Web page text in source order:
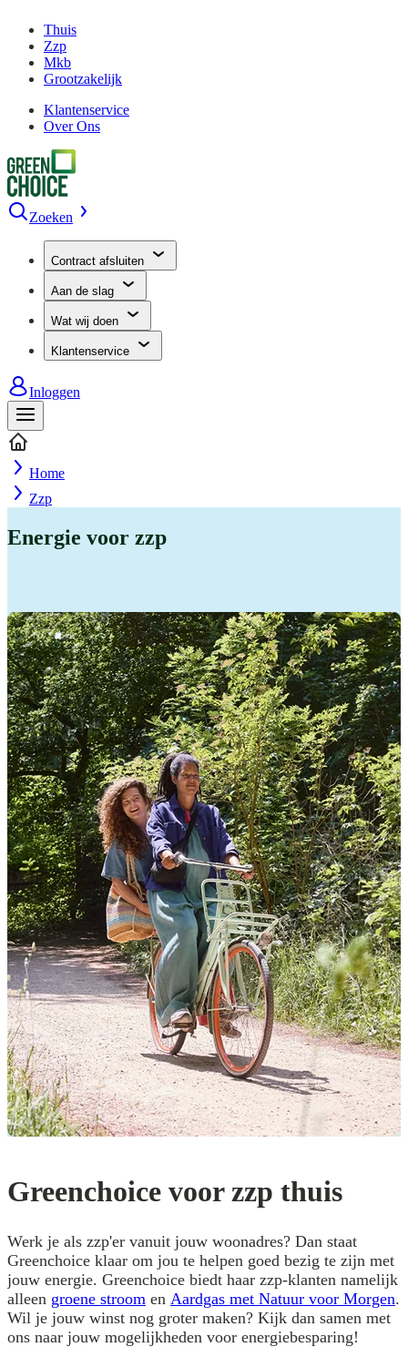
Thuis
Zzp
Mkb
Grootzakelijk
Klantenservice
Over Ons
Zoeken
Contract afsluiten
Aan de slag
Wat wij doen
Klantenservice
Inloggen
Home
Zzp
Energie voor zzp
Greenchoice voor zzp thuis
Werk je als zzp'er vanuit jouw woonadres? Dan staat
Greenchoice klaar om jou te helpen goed bezig te zijn met
jouw energie. Greenchoice biedt haar zzp-klanten namelijk
alleen groene stroom en Aardgas met Natuur voor Morgen.
Wil je jouw winst nog groter maken? Kijk dan samen met
ons naar jouw mogelijkheden voor energiebesparing!